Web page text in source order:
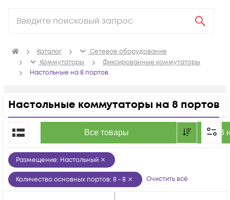
Каталог
Сетевое оборудование
Коммутаторы
Фиксированные коммутаторы
Настольные на 8 портов
Настольные коммутаторы на 8 портов
Все товары В
По популярности
Размещение: Настольный
Количество основных портов: 8 - 8 Очистить всё